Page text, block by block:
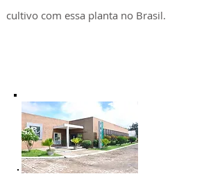
cultivo com essa planta no Brasil.